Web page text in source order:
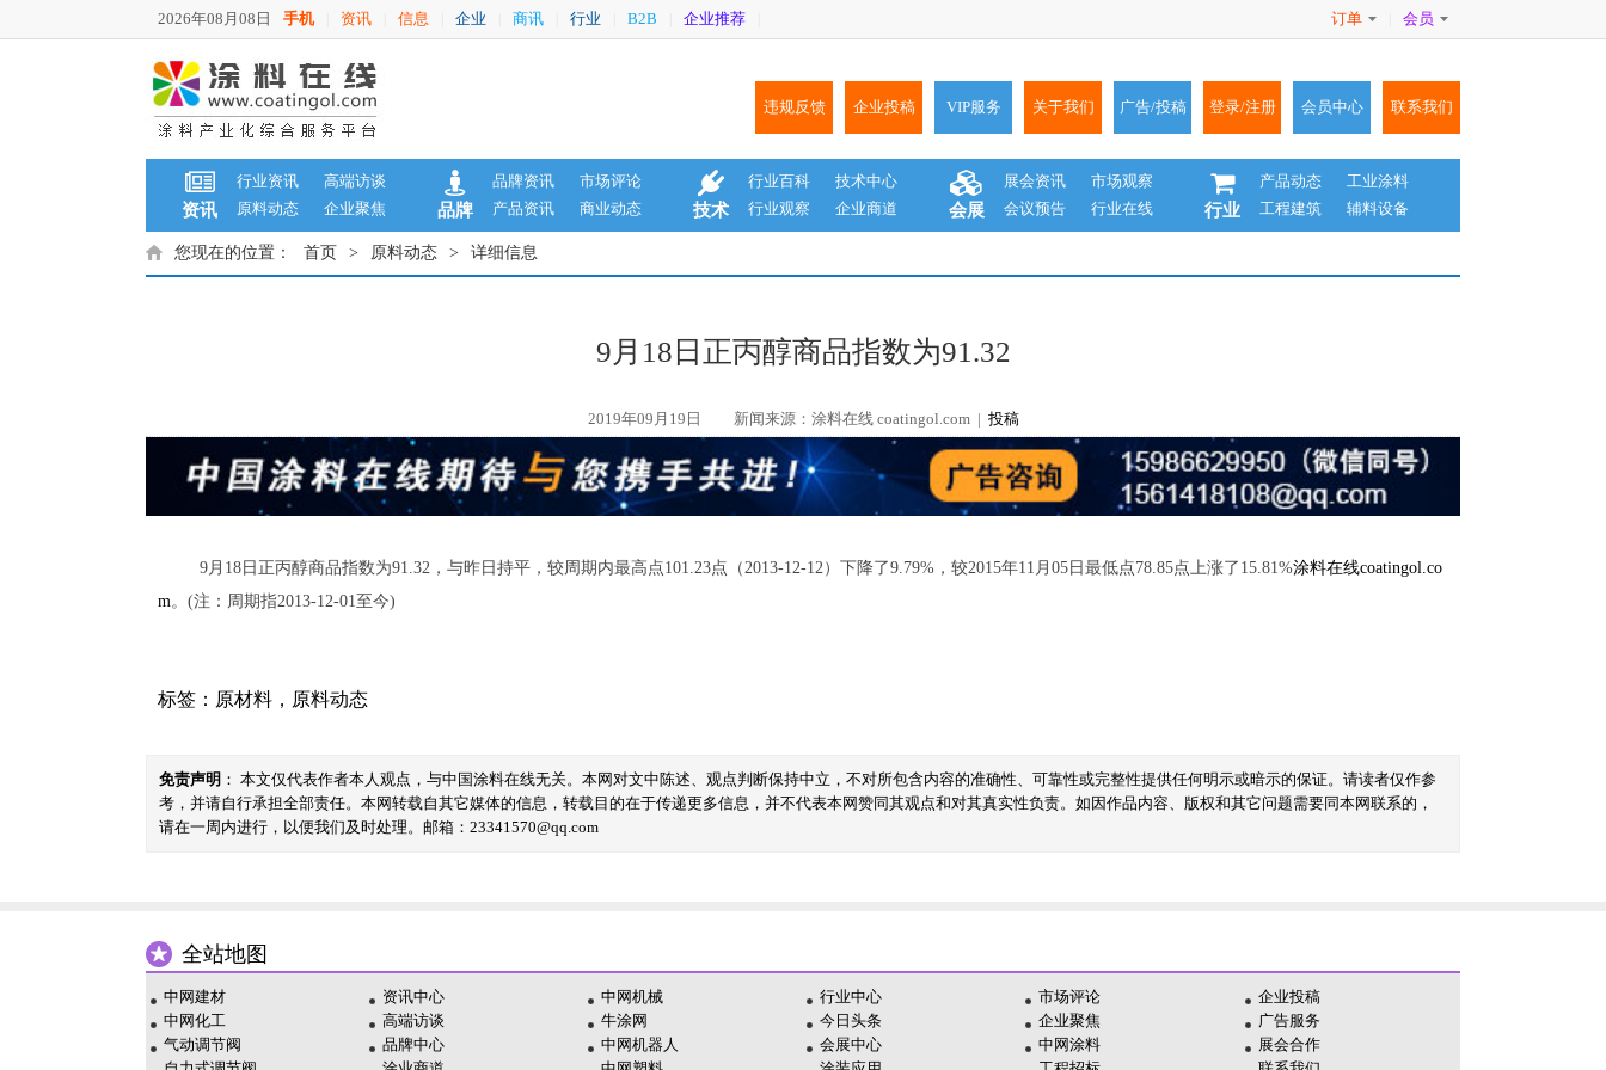
2026年08月08日 手机 资讯 信息 企业 商讯 行业 B2B 企业推荐 订单 会员
违规反馈 企业投稿 VIP服务 关于我们 广告/投稿 登录/注册 会员中心 联系我们
资讯
行业资讯
高端访谈
原料动态
企业聚焦 品牌
品牌资讯
市场评论
产品资讯
商业动态 技术
行业百科
技术中心
行业观察
企业商道 会展
展会资讯
市场观察
会议预告
行业在线 行业
产品动态
工业涂料
工程建筑
辅料设备
您现在的位置： 首页 > 原料动态 > 详细信息
9月18日正丙醇商品指数为91.32
2019年09月19日 新闻来源：涂料在线 coatingol.com | 投稿
9月18日正丙醇商品指数为91.32，与昨日持平，较周期内最高点101.23点（2013-12-12）下降了9.79%，较2015年11月05日最低点78.85点上涨了15.81%涂料在线coatingol.co
m。(注：周期指2013-12-01至今)
标签： 原材料 ， 原料动态
免责声明 ： 本文仅代表作者本人观点，与中国涂料在线无关。本网对文中陈述、观点判断保持中立，不对所包含内容的准确性、可靠性或完整性提供任何明示或暗示的保证。请读者仅作参
考，并请自行承担全部责任。本网转载自其它媒体的信息，转载目的在于传递更多信息，并不代表本网赞同其观点和对其真实性负责。如因作品内容、版权和其它问题需要同本网联系的，
请在一周内进行，以便我们及时处理。邮箱：23341570@qq.com
全站地图
中网建材
中网化工
气动调节阀
资讯中心
高端访谈
品牌中心
中网机械
牛涂网
中网机器人
行业中心
今日头条
会展中心
市场评论
企业聚焦
中网涂料
企业投稿
广告服务
展会合作